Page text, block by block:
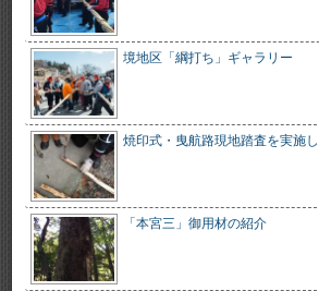
境地区「綱打ち」ギャラリー
焼印式・曳航路現地踏査を実施
「本宮三」御用材の紹介